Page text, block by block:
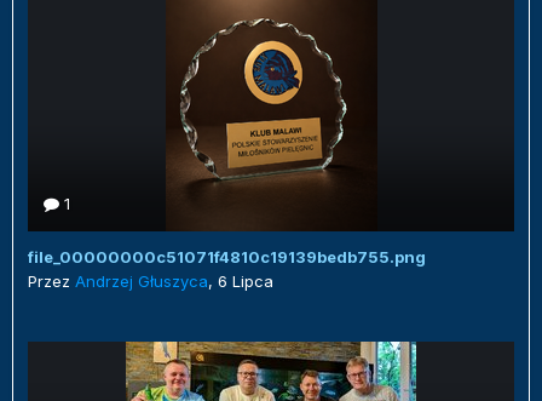
1
file_00000000c51071f4810c19139bedb755.png
Przez Andrzej Głuszyca, 6 Lipca